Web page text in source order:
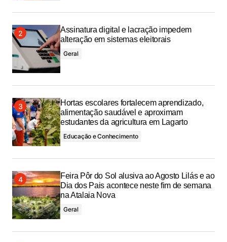
Assinatura digital e lacração impedem
alteração em sistemas eleitorais
Geral
Hortas escolares fortalecem aprendizado,
alimentação saudável e aproximam
estudantes da agricultura em Lagarto
Educação e Conhecimento
Feira Pôr do Sol alusiva ao Agosto Lilás e ao
Dia dos Pais acontece neste fim de semana
na Atalaia Nova
Geral